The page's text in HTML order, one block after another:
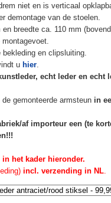
niet en is verticaal
demontage van de stoelen.
breedte ca. 110 mm
en clipsluiting.
u hier.
echt leder en echt
de gemonteerde armsteun in
af importeur een (te
het kader hieronder.
incl. verzending in NL.